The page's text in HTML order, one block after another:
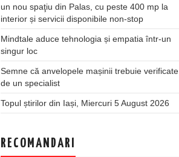
un nou spaţiu din Palas, cu peste 400 mp la
interior și servicii disponibile non-stop
Mindtale aduce tehnologia și empatia într-un
singur loc
Semne că anvelopele mașinii trebuie verificate
de un specialist
Topul știrilor din Iași, Miercuri 5 August 2026
RECOMANDARI